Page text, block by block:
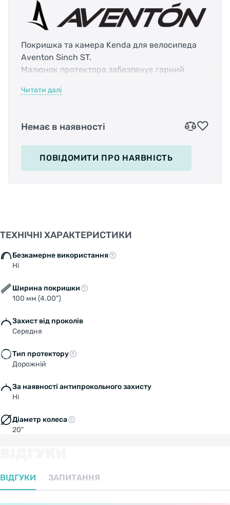
Покришка та камера Kenda для велосипеда
Aventon Sinch ST.
Малюнок протектора забезпечує гарний
Покришка міцна і стійка до проколів.
жорсткий. TPI: 60. Безкамерне використання:
ні. Колір: чорний коричневі бічні стінки. Вага:
близько 1370 р. < /p>
Читати далі
Немає в наявності
ПОВІДОМИТИ ПРО НАЯВНІСТЬ
ТЕХНІЧНІ ХАРАКТЕРИСТИКИ
Безкамерне використання
Ні
Ширина покришки
100 мм (4.00")
Захист від проколів
Середня
Тип протектору
Дорожній
За наявності антипрокольного захисту
Ні
Діаметр колеса
20"
ВІДГУКИ ЗАПИТАННЯ